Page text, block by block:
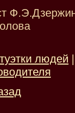
людей